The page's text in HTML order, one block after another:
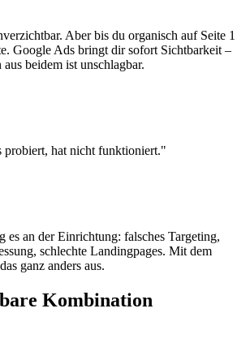
Aber bis du organisch auf Seite 1
Google Ads bringt dir sofort Sichtbarkeit –
beidem ist unschlagbar.
probiert, hat nicht funktioniert."
es an der Einrichtung: falsches Targeting,
schlechte Landingpages. Mit dem
ganz anders aus.
Kombination